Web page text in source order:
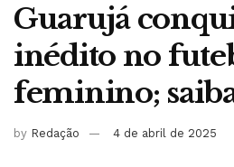
Guarujá
inédito no
feminino;
by Redação 4 de abril de 2025